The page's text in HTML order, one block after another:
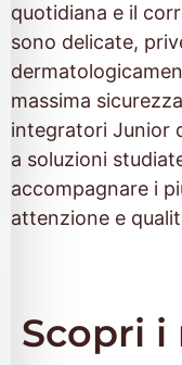
quotidiana e il
sono delicate,
massima
integratori Junior
a soluzioni
accompagnare i
attenzione e
Scopri
adatta per ADHD
per cecità
sicura per